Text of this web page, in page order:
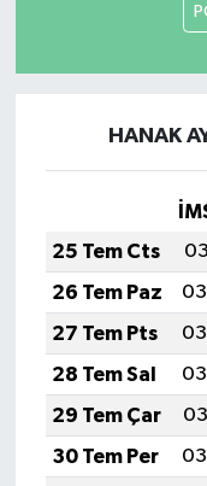
HANAK
25 Tem Cts
26 Tem Paz
27 Tem Pts
28 Tem Sal
29 Tem Çar
30 Tem Per